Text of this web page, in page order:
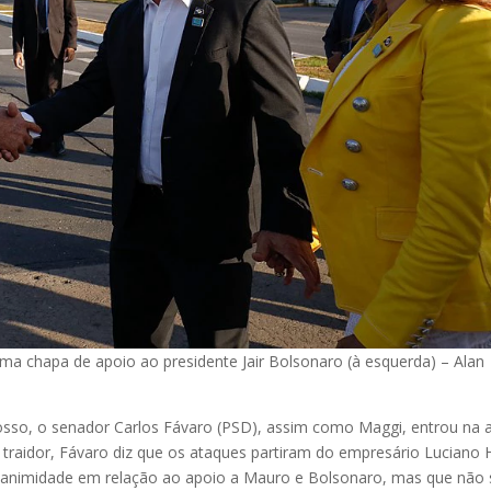
chapa de apoio ao presidente Jair Bolsonaro (à esquerda) – Alan
o senador Carlos Fávaro (PSD), assim como Maggi, entrou na
Fávaro diz que os ataques partiram do empresário Luciano
em relação ao apoio a Mauro e Bolsonaro, mas que não